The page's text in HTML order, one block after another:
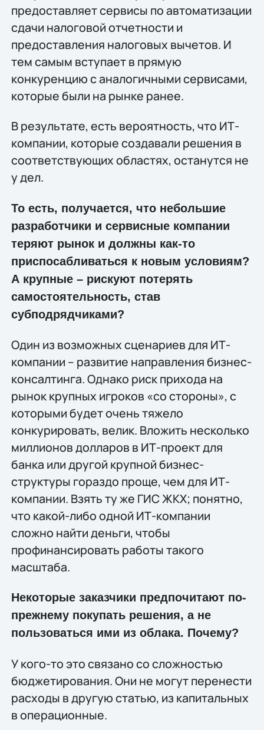
предоставляет сервисы по автоматизации
сдачи налоговой отчетности и
предоставления налоговых вычетов. И
тем самым вступает в прямую
конкуренцию с аналогичными сервисами,
которые были на рынке ранее.
В результате, есть вероятность, что ИТ-
компании, которые создавали решения в
соответствующих областях, останутся не
у дел.
То есть, получается, что небольшие
разработчики и сервисные компании
теряют рынок и должны как-то
приспосабливаться к новым условиям?
А крупные – рискуют потерять
самостоятельность, став
субподрядчиками?
Один из возможных сценариев для ИТ-
компании – развитие направления бизнес-
консалтинга. Однако риск прихода на
рынок крупных игроков «со стороны», с
которыми будет очень тяжело
конкурировать, велик. Вложить несколько
миллионов долларов в ИТ-проект для
банка или другой крупной бизнес-
структуры гораздо проще, чем для ИТ-
компании. Взять ту же ГИС ЖКХ; понятно,
что какой-либо одной ИТ-компании
сложно найти деньги, чтобы
профинансировать работы такого
масштаба.
Некоторые заказчики предпочитают по-
прежнему покупать решения, а не
пользоваться ими из облака. Почему?
У кого-то это связано со сложностью
бюджетирования. Они не могут перенести
расходы в другую статью, из капитальных
в операционные.